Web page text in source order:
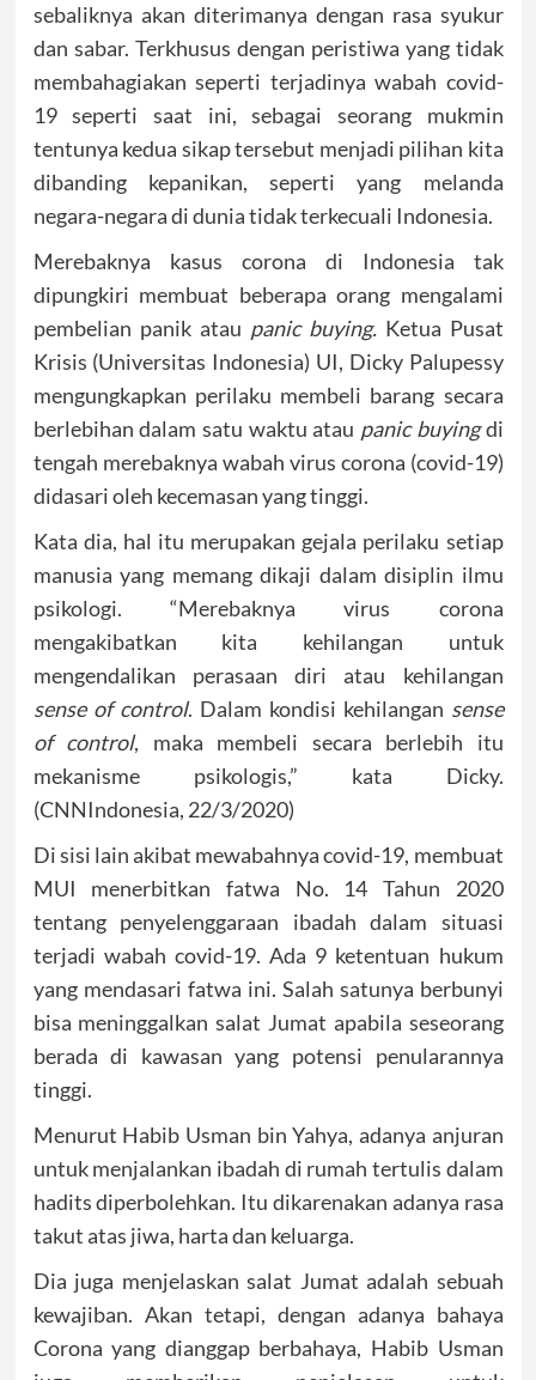
sebaliknya akan diterimanya dengan rasa syukur
dan sabar. Terkhusus dengan peristiwa yang tidak
membahagiakan seperti terjadinya wabah covid-
19 seperti saat ini, sebagai seorang mukmin
tentunya kedua sikap tersebut menjadi pilihan kita
dibanding kepanikan, seperti yang melanda
negara-negara di dunia tidak terkecuali Indonesia.
Merebaknya kasus corona di Indonesia tak
dipungkiri membuat beberapa orang mengalami
pembelian panik atau panic buying.Ketua Pusat
Krisis (Universitas Indonesia) UI, Dicky Palupessy
mengungkapkan perilaku membeli barang secara
berlebihan dalam satu waktu atau panic buyingdi
tengah merebaknya wabah virus corona (covid-19)
didasari oleh kecemasan yang tinggi.
Kata dia, hal itu merupakan gejala perilaku setiap
manusia yang memang dikaji dalam disiplin ilmu
psikologi. “Merebaknya virus corona
mengakibatkan kita kehilangan untuk
mengendalikan perasaan diri atau kehilangan
sense of control. Dalam kondisi kehilangan sense
of control, maka membeli secara berlebih itu
mekanisme psikologis,” kata Dicky.
(CNNIndonesia, 22/3/2020)
Di sisi lain akibat mewabahnya covid-19, membuat
MUI menerbitkan fatwa No. 14 Tahun 2020
tentang penyelenggaraan ibadah dalam situasi
terjadi wabah covid-19. Ada 9 ketentuan hukum
yang mendasari fatwa ini. Salah satunya berbunyi
bisa meninggalkan salat Jumat apabila seseorang
berada di kawasan yang potensi penularannya
tinggi.
Menurut Habib Usman bin Yahya, adanya anjuran
untuk menjalankan ibadah di rumah tertulis dalam
hadits diperbolehkan. Itu dikarenakan adanya rasa
takut atas jiwa, harta dan keluarga.
Dia juga menjelaskan salat Jumat adalah sebuah
kewajiban. Akan tetapi, dengan adanya bahaya
Corona yang dianggap berbahaya, Habib Usman